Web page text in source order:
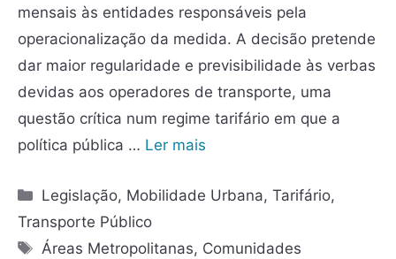
mensais às entidades responsáveis pela
operacionalização da medida. A decisão pretende
dar maior regularidade e previsibilidade às verbas
devidas aos operadores de transporte, uma
questão crítica num regime tarifário em que a
política pública … Ler mais
Legislação, Mobilidade Urbana,Tarifário,
Transporte Público
Áreas Metropolitanas, Comunidades